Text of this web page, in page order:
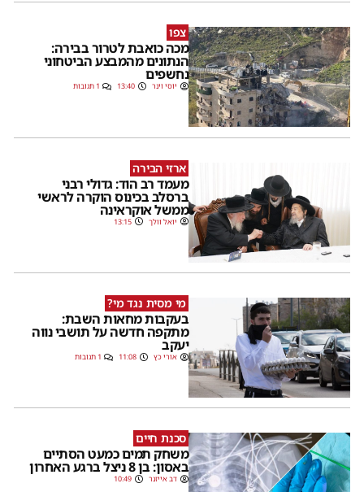
צפו
מכה כואבת לטרור בבירה:
הנתונים מהמבצע הביטחוני
נחשפים
יוסי וינר 13:40 1 תגובות
ארזי הבירה
מעמד רב הוד: גדולי רבני
ברסלב בכינוס הוקרה לראשי
ממשל אוקראינה
יואל וולך 13:15
מי מסית נגד מי?
בעקבות מחאות השבת:
מתקפה חדשה על תושבי נווה
יעקב
אורי כץ 11:08 1 תגובות
סכנת חיים
משחק תמים כמעט הסתיים
באסון: בן 8 ניצל ברגע האחרון
דב אייזנר 10:49